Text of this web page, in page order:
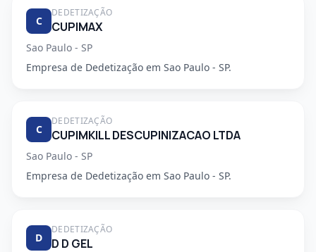
C
DEDETIZAÇÃO
CUPIMAX
Sao Paulo - SP
Empresa de Dedetização em Sao Paulo - SP.
C
DEDETIZAÇÃO
CUPIMKILL DESCUPINIZACAO LTDA
Sao Paulo - SP
Empresa de Dedetização em Sao Paulo - SP.
D
DEDETIZAÇÃO
D D GEL